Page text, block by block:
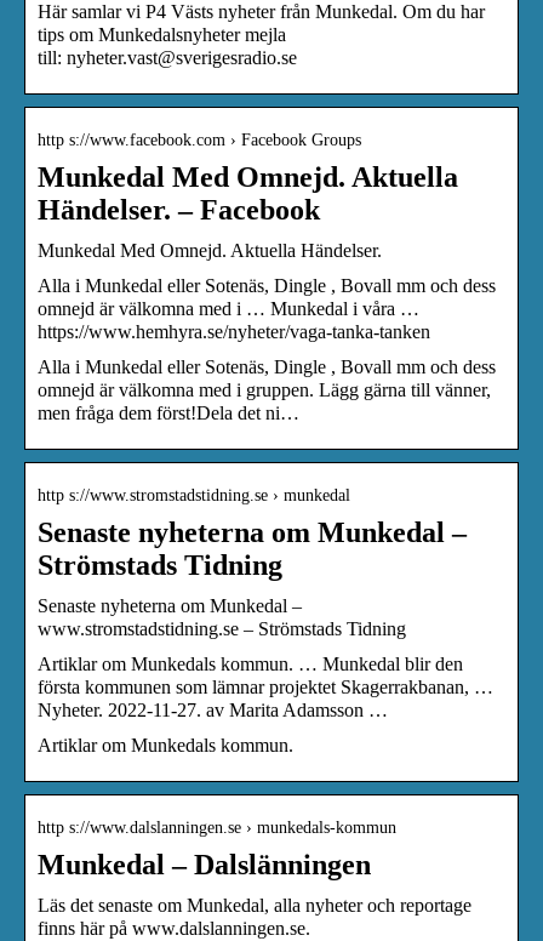
Här samlar vi P4 Västs nyheter från Munkedal. Om du har
tips om Munkedalsnyheter mejla
till: nyheter.vast@sverigesradio.se
http s://www.facebook.com › Facebook Groups
Munkedal Med Omnejd. Aktuella
Händelser. – Facebook
Munkedal Med Omnejd. Aktuella Händelser.
Alla i Munkedal eller Sotenäs, Dingle , Bovall mm och dess
omnejd är välkomna med i … Munkedal i våra …
https://www.hemhyra.se/nyheter/vaga-tanka-tanken
Alla i Munkedal eller Sotenäs, Dingle , Bovall mm och dess
omnejd är välkomna med i gruppen. Lägg gärna till vänner,
men fråga dem först!Dela det ni…
http s://www.stromstadstidning.se › munkedal
Senaste nyheterna om Munkedal –
Strömstads Tidning
Senaste nyheterna om Munkedal –
www.stromstadstidning.se – Strömstads Tidning
Artiklar om Munkedals kommun. … Munkedal blir den
första kommunen som lämnar projektet Skagerrakbanan, …
Nyheter. 2022-11-27. av Marita Adamsson …
Artiklar om Munkedals kommun.
http s://www.dalslanningen.se › munkedals-kommun
Munkedal – Dalslänningen
Läs det senaste om Munkedal, alla nyheter och reportage
finns här på www.dalslanningen.se.